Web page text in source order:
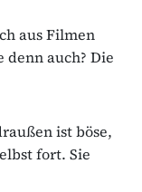
aus Filmen
auch? Die
ist böse,
fort. Sie